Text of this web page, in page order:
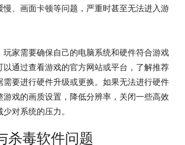
慢、画面卡顿等问题，严重时甚至无法进入游
玩家需要确保自己的电脑系统和硬件符合游戏
以通过查看游戏的官方网站或平台，了解推荐
需要进行硬件升级或更换。如果无法进行硬件
戏的画质设置，降低分辨率，关闭一些高效
对系统的压力。
杀毒软件问题